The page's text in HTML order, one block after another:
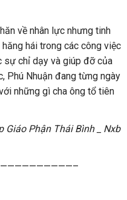
về nhân lực nhưng tinh
hái trong các công việc
sự chỉ dạy và giúp đỡ của
Phú Nhuận đang từng ngày
những gì cha ông tổ tiên
Giáo Phận Thái Bình _ Nxb